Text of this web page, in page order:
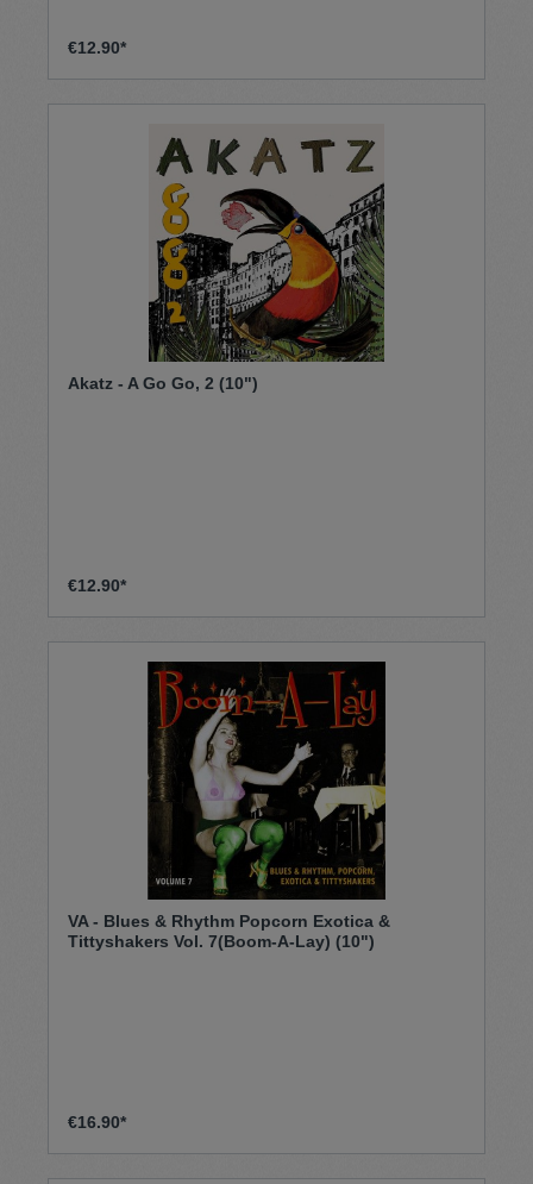
€12.90*
Akatz - A Go Go, 2 (10")
€12.90*
VA - Blues & Rhythm Popcorn Exotica &
Tittyshakers Vol. 7(Boom-A-Lay) (10")
€16.90*